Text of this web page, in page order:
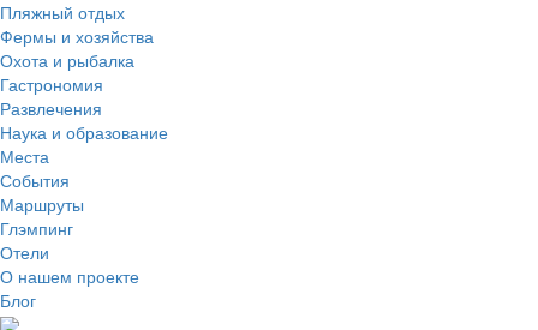
Пляжный отдых
Фермы и хозяйства
Охота и рыбалка
Гастрономия
Развлечения
Наука и образование
Места
События
Маршруты
Глэмпинг
Отели
О нашем проекте
Блог